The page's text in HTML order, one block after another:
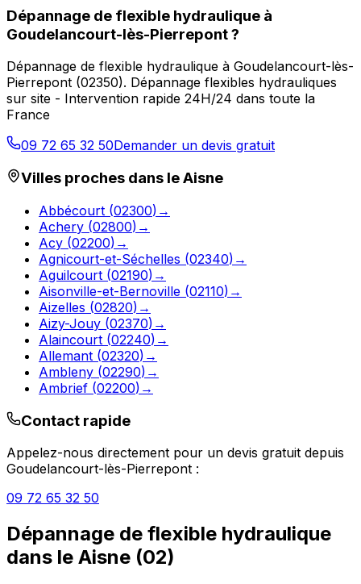
Dépannage de flexible hydraulique à
Goudelancourt-lès-Pierrepont?
Dépannage de flexible hydraulique à Goudelancourt-lès-
Pierrepont (02350). Dépannage flexibles hydrauliques
sur site - Intervention rapide 24H/24 dans toute la
France
09 72 65 32 50Demander un devis gratuit
Villes proches dans leAisne
Abbécourt (02300) →
Achery (02800) →
Acy (02200) →
Agnicourt-et-Séchelles (02340) →
Aguilcourt (02190) →
Aisonville-et-Bernoville (02110) →
Aizelles (02820) →
Aizy-Jouy (02370) →
Alaincourt (02240) →
Allemant (02320) →
Ambleny (02290) →
Ambrief (02200) →
Contact rapide
Appelez-nous directement pour un devis gratuit depuis
Goudelancourt-lès-Pierrepont :
09 72 65 32 50
Dépannage de flexible hydraulique
dans le Aisne (02)